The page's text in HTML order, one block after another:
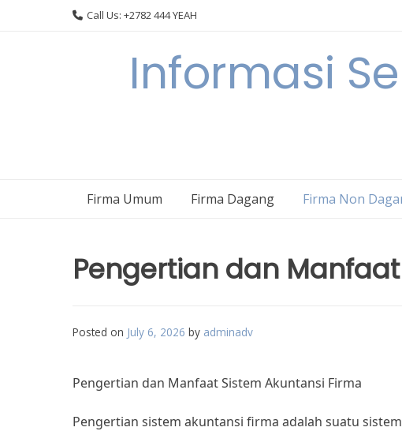
Call Us: +2782 444 YEAH
Informasi
Firma Umum Firma Dagang Firma Non
Pengertian dan
Posted on July 6, 2026 by adminadv
Pengertian dan Manfaat Sistem Akuntansi Firma
Pengertian sistem akuntansi firma adalah suatu